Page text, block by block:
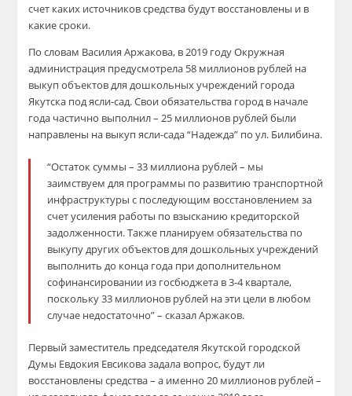
счет каких источников средства будут восстановлены и в
какие сроки.
По словам Василия Аржакова, в 2019 году Окружная
администрация предусмотрела 58 миллионов рублей на
выкуп объектов для дошкольных учреждений города
Якутска под ясли-сад. Свои обязательства город в начале
года частично выполнил – 25 миллионов рублей были
направлены на выкуп ясли-сада “Надежда” по ул. Билибина.
“Остаток суммы – 33 миллиона рублей – мы
заимствуем для программы по развитию транспортной
инфраструктуры с последующим восстановлением за
счет усиления работы по взысканию кредиторской
задолженности. Также планируем обязательства по
выкупу других объектов для дошкольных учреждений
выполнить до конца года при дополнительном
софинансировании из госбюджета в 3-4 квартале,
поскольку 33 миллионов рублей на эти цели в любом
случае недостаточно” – сказал Аржаков.
Первый заместитель председателя Якутской городской
Думы Евдокия Евсикова задала вопрос, будут ли
восстановлены средства – а именно 20 миллионов рублей –